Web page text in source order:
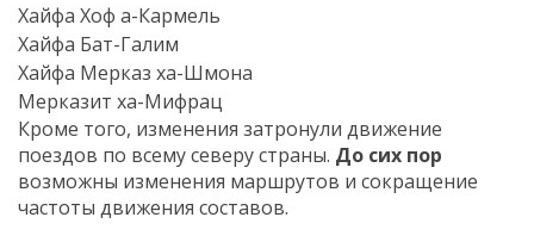
Хайфа Хоф а-Кармель
Хайфа Бат-Галим
Хайфа Мерказ ха-Шмона
Мерказит ха-Мифрац
Кроме того, изменения затронули движение
поездов по всему северу страны. До сих пор
возможны изменения маршрутов и сокращение
частоты движения составов.